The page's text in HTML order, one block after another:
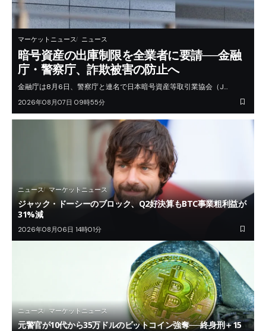
マーケットニュース ニュース
暗号資産の出庫制限を全業者に要請──金融
庁・警察庁、詐欺被害の防止へ
金融庁は8月6日、警察庁と連名で日本暗号資産等取引業協会（J…
2026年08月07日 09時55分
ニュース マーケットニュース
ジャック・ドーシーのブロック、Q2好決算もBTC事業粗利益が
31%減
2026年08月06日 14時01分
ニュース マーケットニュース
元警官が10代から35万ドルのビットコイン強奪──終身刑＋15